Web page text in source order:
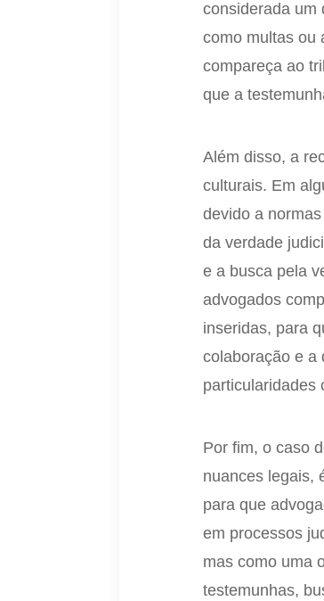
considerada um
como multas ou
compareça ao
que a
Além disso, a
culturais. Em
devido a
da verdade
e a busca pela
advogados
inseridas, para
colaboração e a
particularidades
Por fim, o caso
nuances legais,
para que
em processos
mas como uma
testemunhas,